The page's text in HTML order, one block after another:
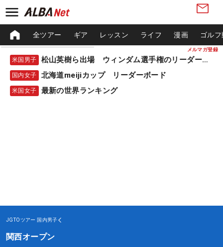
メルマガ登録
全ツアー ギア レッスン ライフ 漫画 ゴル
米国男子 松山英樹ら出場 ウィンダム選手権のリーダーボード
国内女子 北海道meijiカップ リーダーボード
米国女子 最新の世界ランキング
JGTOツアー 国内男子
関西オープン